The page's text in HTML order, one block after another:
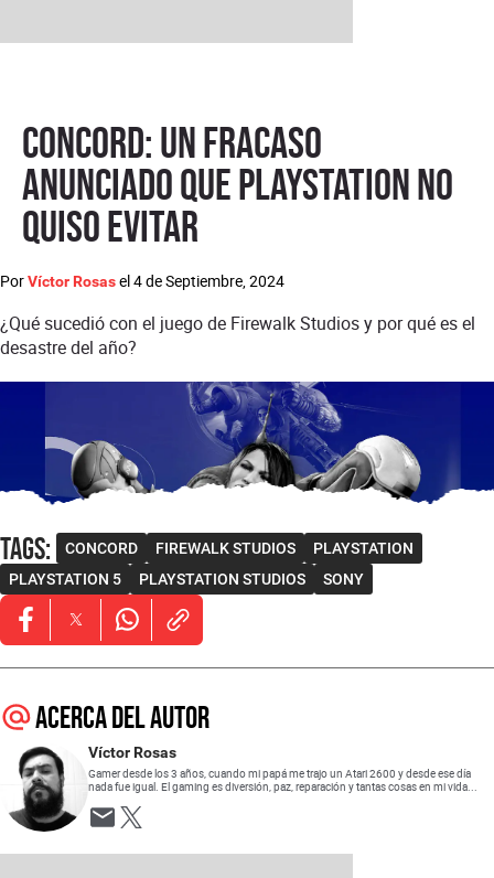
Concord: un fracaso
anunciado que PlayStation no
quiso evitar
PorVíctor Rosasel4 de Septiembre, 2024
¿Qué sucedió con el juego de Firewalk Studios y por qué es el
desastre del año?
Tags: CONCORD FIREWALK STUDIOS
PLAYSTATION
PLAYSTATION 5
PLAYSTATION STUDIOS SONY
Opens in new window
Opens in new window
Opens in new window
Acerca del autor
Víctor Rosas
Gamer desde los 3 años, cuando mi papá me trajo un Atari 2600 y desde ese día
nada fue igual. El gaming es diversión, paz, reparación y tantas cosas en mi vida...
Opens in new window